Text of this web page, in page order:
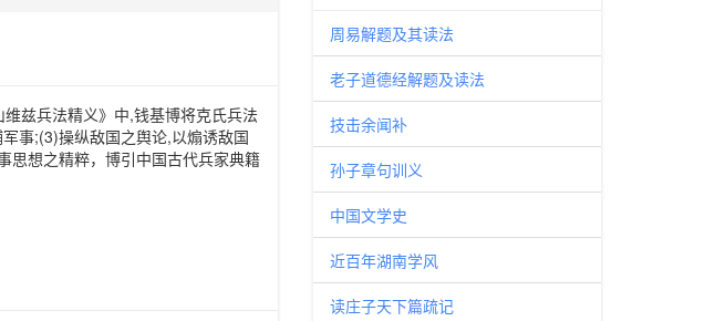
兹兵法精义》中,钱基博将克氏兵法
事;(3)操纵敌国之舆论,以煽诱敌国
思想之精粹，博引中国古代兵家典籍
周易解题及其读法
老子道德经解题及读法
技击余闻补
孙子章句训义
中国文学史
近百年湖南学风
读庄子天下篇疏记